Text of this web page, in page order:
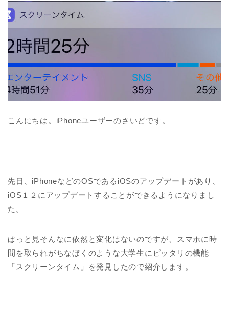
こんにちは。iPhoneユーザーのさいどです。
先日、iPhoneなどのOSであるiOSのアップデートがあり、
iOS１２にアップデートすることができるようになりまし
た。
ぱっと見そんなに依然と変化はないのですが、スマホに時
間を取られがちなぼくのような大学生にピッタリの機能
「スクリーンタイム」を発見したので紹介します。